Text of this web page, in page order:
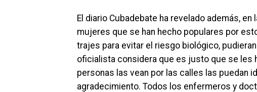
El diario Cubadebate ha revelado además,
mujeres que se han hecho populares por
trajes para evitar el riesgo biológico,
oficialista considera que es justo que se les
personas las vean por las calles las puedan
agradecimiento. Todos los enfermeros y